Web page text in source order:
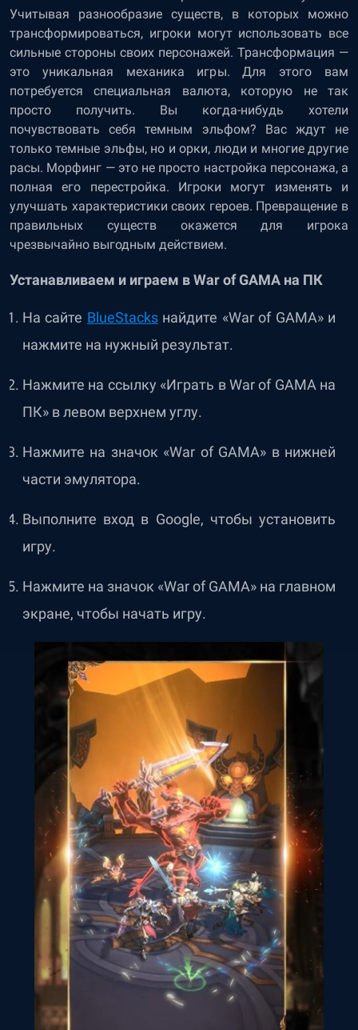
Учитывая разнообразие существ, в которых можно
трансформироваться, игроки могут использовать все
сильные стороны своих персонажей. Трансформация —
это уникальная механика игры. Для этого вам
потребуется специальная валюта, которую не так
просто получить. Вы когда-нибудь хотели
почувствовать себя темным эльфом? Вас ждут не
только темные эльфы, но и орки, люди и многие другие
расы. Морфинг — это не просто настройка персонажа, а
полная его перестройка. Игроки могут изменять и
улучшать характеристики своих героев. Превращение в
правильных существ окажется для игрока
чрезвычайно выгодным действием.
Устанавливаем и играем в War of GAMA на ПК
Насайте BlueStacks найдите «War of GAMA» и
нажмите на нужный результат.
Нажмите на ссылку «Играть в War of GAMA на
ПК» в левом верхнем углу.
Нажмите на значок «War of GAMA» в нижней
части эмулятора.
Выполните вход в Google, чтобы установить
игру.
Нажмите на значок «War of GAMA» на главном
экране, чтобы начать игру.